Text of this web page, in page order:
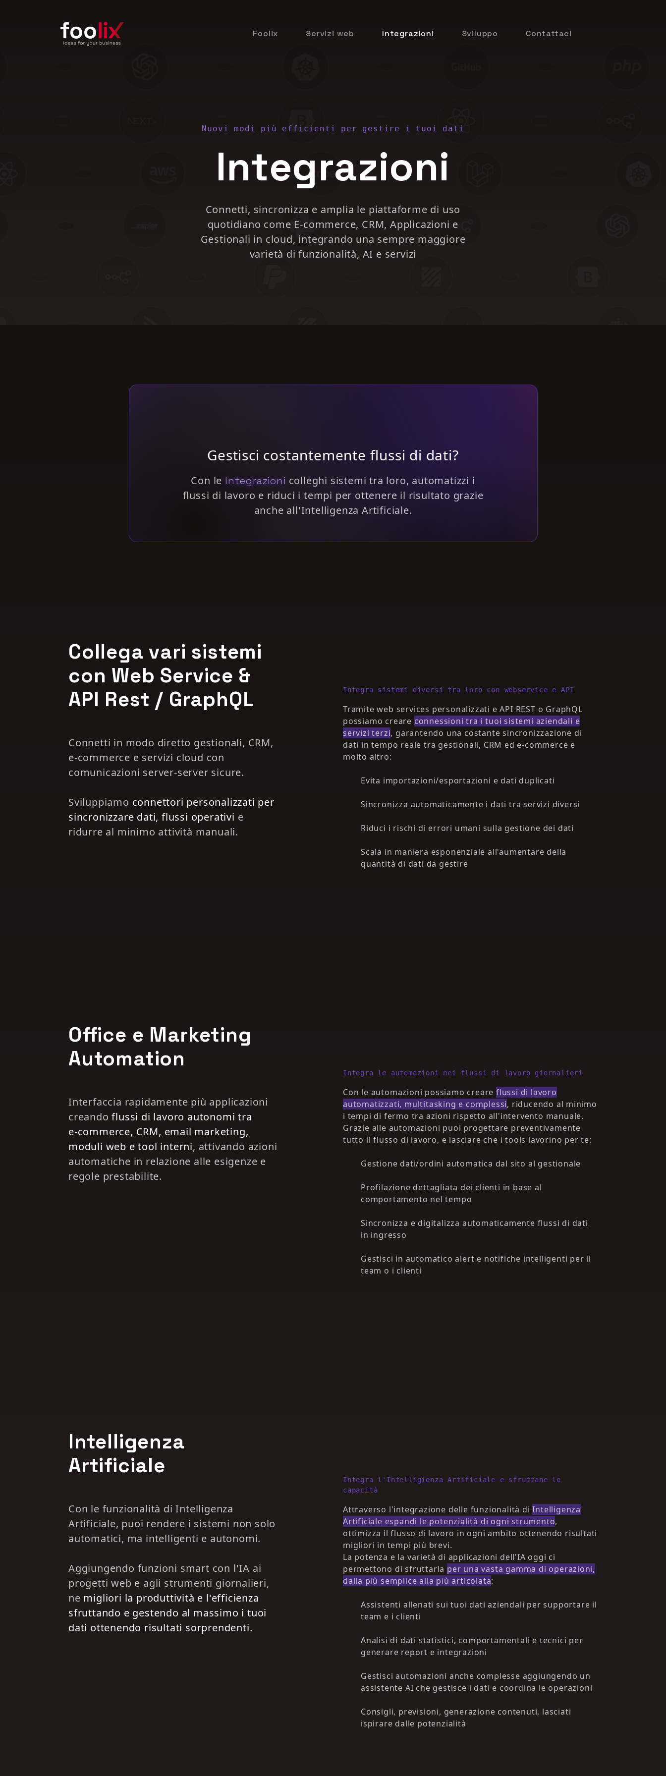
Foolix Servizi web Integrazioni Sviluppo Contattaci
Nuovi modi più efficienti per gestire i tuoi dati
Integrazioni
Connetti, sincronizza e amplia le piattaforme di uso
quotidiano come E-commerce, CRM, Applicazioni e
Gestionali in cloud, integrando una sempre maggiore
varietà di funzionalità, AI e servizi
Gestisci costantemente flussi di dati?
Con le Integrazioni colleghi sistemi tra loro, automatizzi i
flussi di lavoro e riduci i tempi per ottenere il risultato grazie
anche all'Intelligenza Artificiale.
Collega vari sistemi
con Web Service &
API Rest / GraphQL
Connetti in modo diretto gestionali, CRM,
e‑commerce e servizi cloud con
comunicazioni server‑server sicure.
Sviluppiamo connettori personalizzati per
sincronizzare dati, flussi operativi e
ridurre al minimo attività manuali.
Integra sistemi diversi tra loro con webservice e API
Tramite web services personalizzati e API REST o GraphQL
possiamo creare connessioni tra i tuoi sistemi aziendali e
servizi terzi, garantendo una costante sincronizzazione di
dati in tempo reale tra gestionali, CRM ed e-commerce e
molto altro:
Evita importazioni/esportazioni e dati duplicati
Sincronizza automaticamente i dati tra servizi diversi
Riduci i rischi di errori umani sulla gestione dei dati
Scala in maniera esponenziale all'aumentare della
quantità di dati da gestire
Office e Marketing
Automation
Interfaccia rapidamente più applicazioni
creandoflussi di lavoro autonomi tra
e‑commerce, CRM, email marketing,
moduli web e tool interni, attivando azioni
automatiche in relazione alle esigenze e
regole prestabilite.
Integra le automazioni nei flussi di lavoro giornalieri
Con le automazioni possiamo creare flussi di lavoro
automatizzati, multitasking e complessi, riducendo al minimo
i tempi di fermo tra azioni rispetto all'intervento manuale.
Grazie alle automazioni puoi progettare preventivamente
tutto il flusso di lavoro, e lasciare che i tools lavorino per te:
Gestione dati/ordini automatica dal sito al gestionale
Profilazione dettagliata dei clienti in base al
comportamento nel tempo
Sincronizza e digitalizza automaticamente flussi di dati
in ingresso
Gestisci in automatico alert e notifiche intelligenti per il
team o i clienti
Intelligenza
Artificiale
Con le funzionalità di Intelligenza
Artificiale, puoi rendere i sistemi non solo
automatici, ma intelligenti e autonomi.
Aggiungendo funzioni smart con l'IA ai
progetti web e agli strumenti giornalieri,
ne migliori la produttività e l'efficienza
sfruttando e gestendo al massimo i tuoi
dati ottenendo risultati sorprendenti.
Integra l'Intelligienza Artificiale e sfruttane le
capacità
Attraverso l'integrazione delle funzionalità diIntelligenza
Artificiale espandi le potenzialità di ogni strumento,
ottimizza il flusso di lavoro in ogni ambito ottenendo risultati
migliori in tempi più brevi.
La potenza e la varietà di applicazioni dell'IA oggi ci
permettono di sfruttarla per una vasta gamma di operazioni,
dalla più semplice alla più articolata:
Assistenti allenati sui tuoi dati aziendali per supportare il
team e i clienti
Analisi di dati statistici, comportamentali e tecnici per
generare report e integrazioni
Gestisci automazioni anche complesse aggiungendo un
assistente AI che gestisce i dati e coordina le operazioni
Consigli, previsioni, generazione contenuti, lasciati
ispirare dalle potenzialità